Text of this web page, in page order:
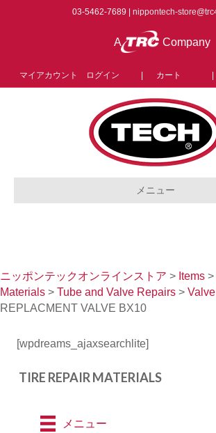
03-5462-7689 | nippontech-
A Company
マイアカウント ログイン カート
メニュー
ニッポンテックオンラインストア > Items >
Materials > Tube and Valve Repairs >
REPLACMENT VALVE BX10
[wpdreams_ajaxsearchlite]
TIRE REPAIR MATERIALS
メニュー